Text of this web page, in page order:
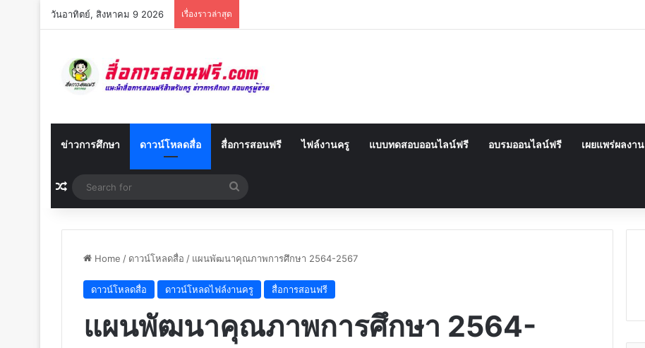
วันอาทิตย์, สิงหาคม 9 2026 เรื่องราวล่าสุด
ข่าวการศึกษา ดาวน์โหลดสื่อ สื่อการสอนฟรี ไฟล์งานครู แบบทดสอบออนไลน์ฟรี อบรมออนไลน์ฟรี เผยแพร่ผลงาน
Random Article
for
Home / ดาวน์โหลดสื่อ / แผนพัฒนาคุณภาพการศึกษา 2564-2567
ดาวน์โหลดสื่อ ดาวน์โหลดไฟล์งานครู สื่อการสอนฟรี
แผนพัฒนาคุณภาพการศึกษา 2564-